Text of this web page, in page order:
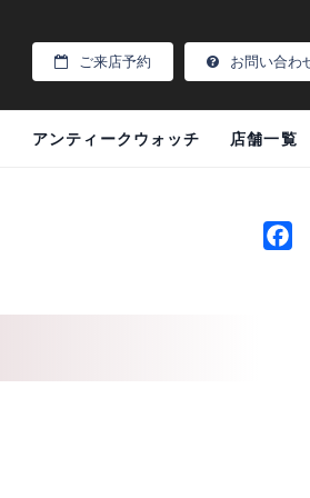
ご来店予約 お問い合わ
アンティークウォッチ 店舗一覧